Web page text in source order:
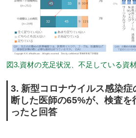
図3.資材の充足状況、不足している資
3. 新型コロナウイルス感染症
断した医師の65%が、検査を
ったと回答